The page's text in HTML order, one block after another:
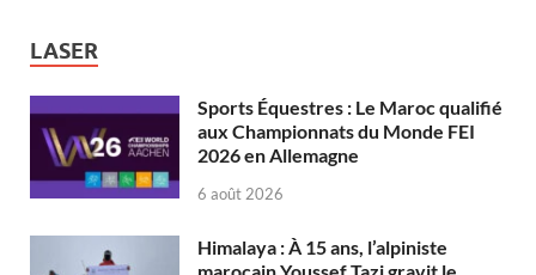
LASER
Sports Équestres : Le Maroc qualifié
aux Championnats du Monde FEI
2026 en Allemagne
6 août 2026
Himalaya : À 15 ans, l’alpiniste